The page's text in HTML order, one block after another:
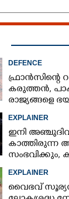
DEFENCE
ഫ്രാൻസിന്റെ
കരുത്തൻ,​
രാജ്യങ്ങളെ
ഇന്ത്യ
EXPLAINER
ഇനി
കാത്തിരുന്ന
സംഭവിക്കും,
EXPLAINER
വൈഭവ്